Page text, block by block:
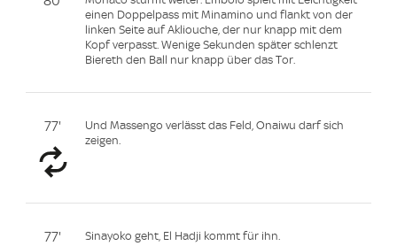
einen Doppelpass mit Minamino und flankt von der
linken Seite auf Akliouche, der nur knapp mit dem
Kopf verpasst. Wenige Sekunden später schlenzt
Biereth den Ball nur knapp über das Tor.
77'
Und Massengo verlässt das Feld, Onaiwu darf sich
zeigen.
77' Sinayoko geht, El Hadji kommt für ihn.